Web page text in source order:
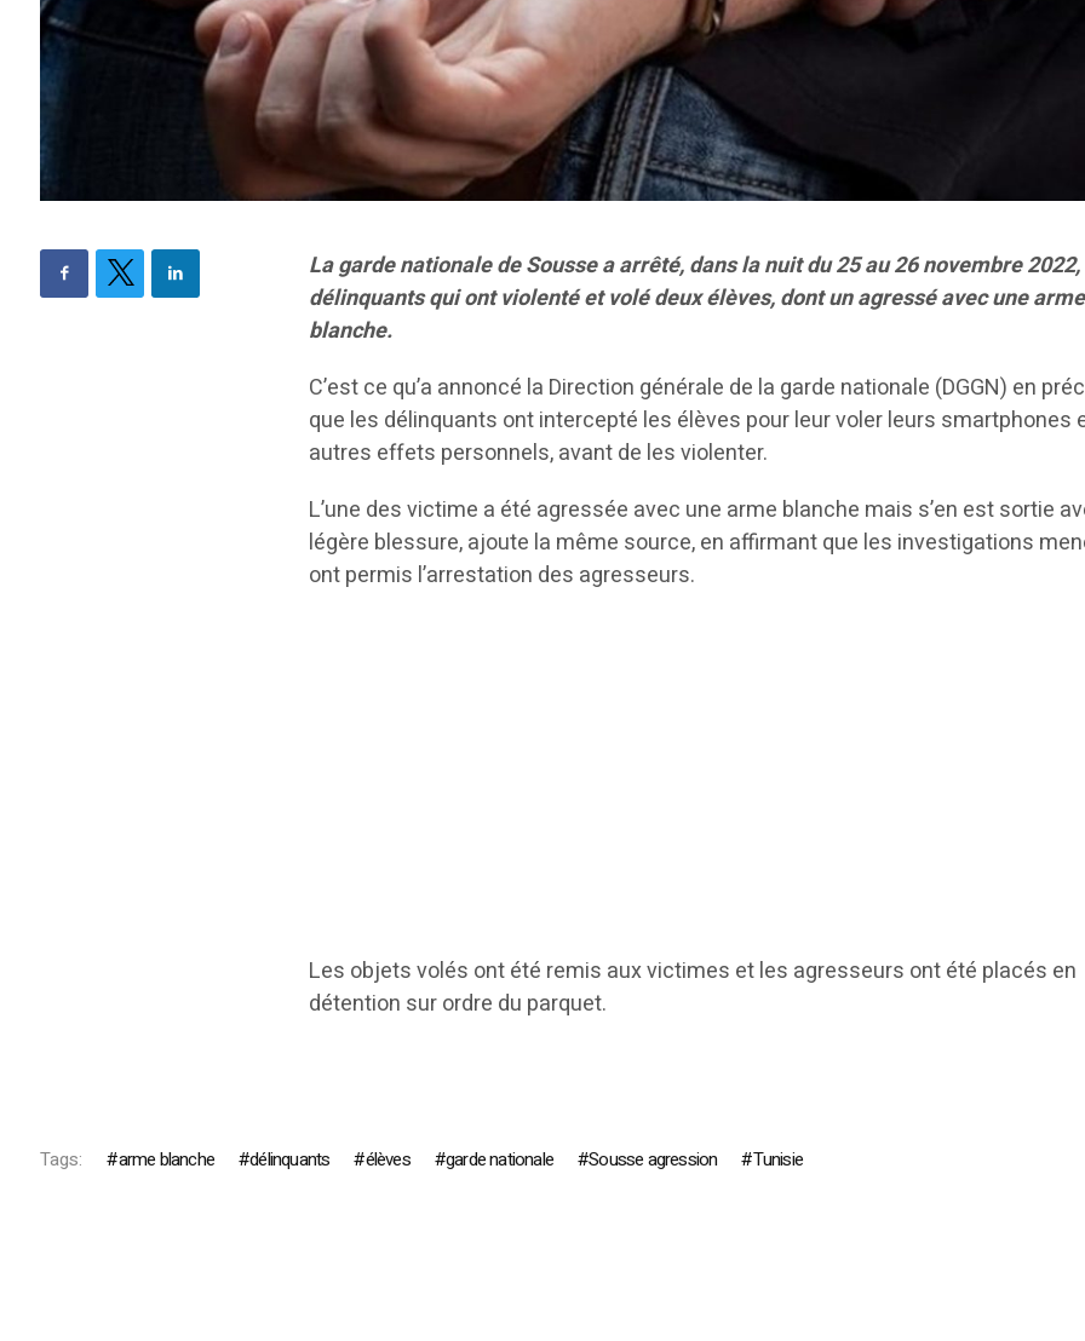
La garde nationale de Sousse a arrêté, dans la nuit du 25 au 26 novembre
délinquants qui ont violenté et volé deux élèves, dont un agressé avec une arme
blanche.
C’est ce qu’a annoncé la Direction générale de la garde nationale (DGGN) en
que les délinquants ont intercepté les élèves pour leur voler leurs smartphones
autres effets personnels, avant de les violenter.
L’une des victime a été agressée avec une arme blanche mais s’en est sortie
légère blessure, ajoute la même source, en affirmant que les investigations
ont permis l’arrestation des agresseurs.
Les objets volés ont été remis aux victimes et les agresseurs ont été placés en
détention sur ordre du parquet.
Tags: arme blanche délinquants élèves garde nationale Sousse agression Tunisie